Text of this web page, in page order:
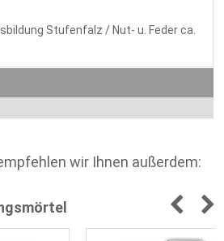
Stufenfalz / Nut- u. Feder ca.
wir Ihnen außerdem: